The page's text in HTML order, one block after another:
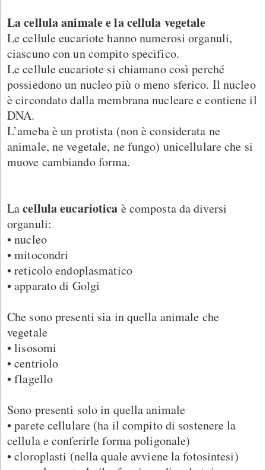
La cellula animale e la cellula vegetale
Le cellule eucariote hanno numerosi organuli,
ciascuno con un compito specifico.
Le cellule eucariote si chiamano così perché
possiedono un nucleo più o meno sferico. Il nucleo
è circondato dalla membrana nucleare e contiene il
DNA.
L’ameba è un protista (non è considerata ne
animale, ne vegetale, ne fungo) unicellulare che si
muove cambiando forma.
Lacellula eucariotica è composta da diversi
organuli:
• nucleo
• mitocondri
• reticolo endoplasmatico
• apparato di Golgi
Che sono presenti sia in quella animale che
vegetale
• lisosomi
• centriolo
• flagello
Sono presenti solo in quella animale
• parete cellulare (ha il compito di sostenere la
cellula e conferirle forma poligonale)
• cloroplasti (nella quale avviene la fotosintesi)